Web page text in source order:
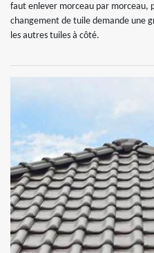
faut enlever morceau par morceau,
changement de tuile demande une
les autres tuiles à côté.